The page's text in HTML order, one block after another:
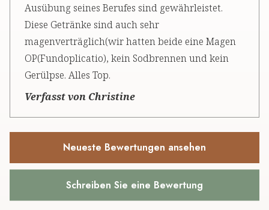
Ausübung seines Berufes sind gewährleistet.
Diese Getränke sind auch sehr
magenverträglich(wir hatten beide eine Magen
OP(Fundoplicatio), kein Sodbrennen und kein
Gerülpse. Alles Top.
Verfasst von Christine
Neueste Bewertungen ansehen
Schreiben Sie eine Bewertung